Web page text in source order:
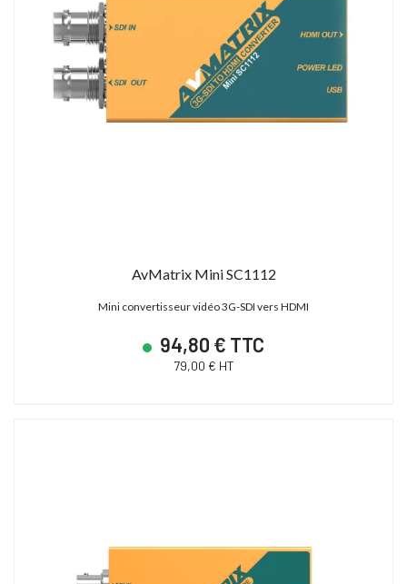
AvMatrix Mini SC1112
Mini convertisseur vidéo 3G-SDI vers HDMI
94,80 € TTC
79,00 € HT